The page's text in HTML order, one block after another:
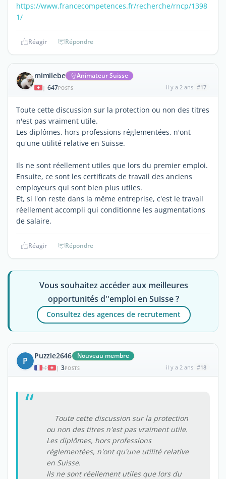
https://www.francecompetences.fr/recherche/rncp/1398
1/
Réagir Répondre
mimilebe Animateur Suisse
| 647POSTS il y a 2 ans #17
Toute cette discussion sur la protection ou non des titres
n'est pas vraiment utile.
Les diplômes, hors professions réglementées, n'ont
qu'une utilité relative en Suisse.
Ils ne sont réellement utiles que lors du premier emploi.
Ensuite, ce sont les certificats de travail des anciens
employeurs qui sont bien plus utiles.
Et, si l'on reste dans la même entreprise, c'est le travail
réellement accompli qui conditionne les augmentations
de salaire.
Réagir Répondre
Vous souhaitez accéder aux meilleures
opportunités d''emploi en Suisse ?
Consultez des agences de recrutement
P Puzzle2646 Nouveau membre
| 3POSTS il y a 2 ans #18
Toute cette discussion sur la protection
ou non des titres n'est pas vraiment utile.
Les diplômes, hors professions
réglementées, n'ont qu'une utilité relative
en Suisse.
Ils ne sont réellement utiles que lors du